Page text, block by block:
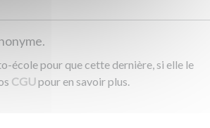
école pour que cette dernière, si elle le
CGUpour en savoir plus.